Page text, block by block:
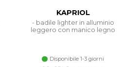
KAPRIOL
- badile lighter in alluminio
leggero con manico legno
Disponibile 1-3 giorni